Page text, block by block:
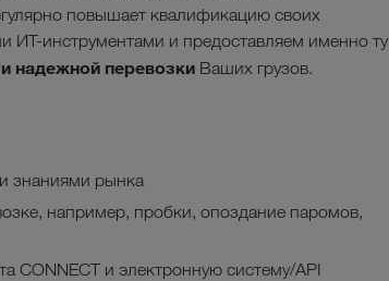
повышает квалификацию своих
инструментами и предоставляем именно ту
надежной перевозки Ваших грузов.
знаниями рынка
например, пробки, опоздание паромов,
и электронную систему/API